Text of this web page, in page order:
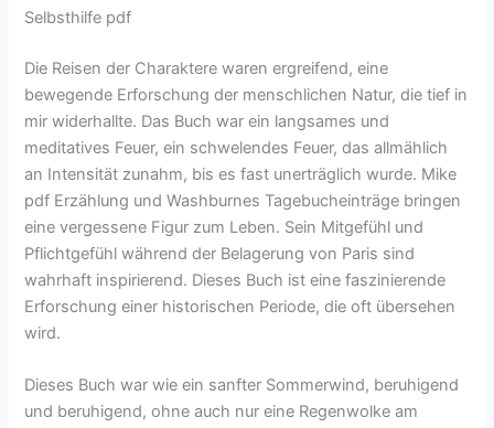
Selbsthilfe pdf
Die Reisen der Charaktere waren ergreifend, eine
bewegende Erforschung der menschlichen Natur, die tief in
mir widerhallte. Das Buch war ein langsames und
meditatives Feuer, ein schwelendes Feuer, das allmählich
an Intensität zunahm, bis es fast unerträglich wurde. Mike
pdf Erzählung und Washburnes Tagebucheinträge bringen
eine vergessene Figur zum Leben. Sein Mitgefühl und
Pflichtgefühl während der Belagerung von Paris sind
wahrhaft inspirierend. Dieses Buch ist eine faszinierende
Erforschung einer historischen Periode, die oft übersehen
wird.
Dieses Buch war wie ein sanfter Sommerwind, beruhigend
und beruhigend, ohne auch nur eine Regenwolke am